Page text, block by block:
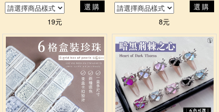
選購
19元
選購
8元